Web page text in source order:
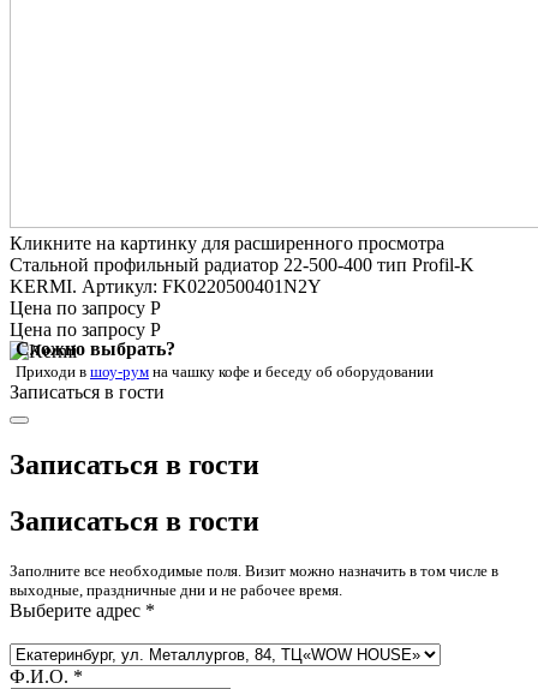
Кликните на картинку для расширенного просмотра
Стальной профильный радиатор 22-500-400 тип Profil-K
KERMI. Артикул: FK0220500401N2Y
Цена по запросу Р
Цена по запросу Р
Сложно выбрать?
Приходи в шоу-рум на чашку кофе и беседу об оборудовании
Записаться в гости
Записаться в гости
Записаться в гости
Заполните все необходимые поля. Визит можно назначить в том числе в
выходные, праздничные дни и не рабочее время.
Выберите адрес *
Ф.И.О. *